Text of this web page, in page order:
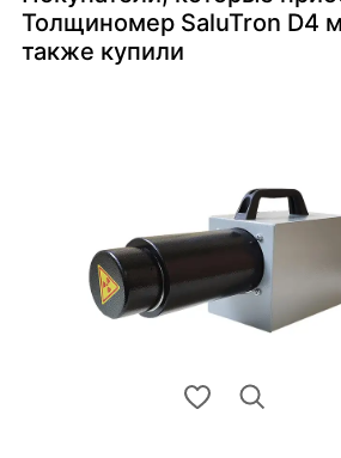
Толщиномер SaluTron D4
также купили